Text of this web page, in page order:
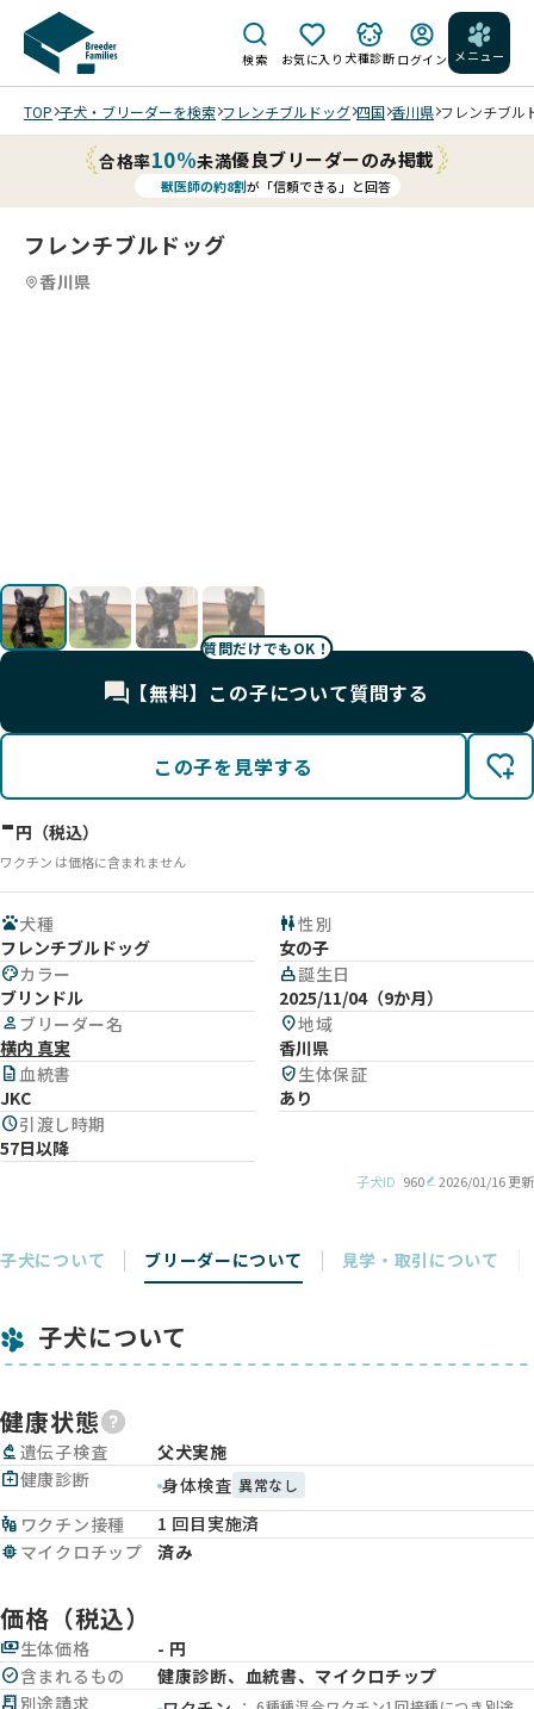
検索 お気に入り 犬種診断 ログイン メニュー
TOP 子犬・ブリーダーを検索 フレンチブルドッグ 四国 香川県 フレンチブル
合格率10%未満優良ブリーダーのみ掲載
獣医師の約8割が「信頼できる」と回答
フレンチブルドッグ
香川県
質問だけでもOK！
【無料】この子について質問する
この子を見学する
-円（税込）
ワクチン は価格に含まれません
pets犬種
フレンチブルドッグ
wc性別
女の子
paletteカラー
ブリンドル
cake誕生日
2025/11/04（9か月）
person ブリーダー名
横内 真実
location_on地域
香川県
description血統書
JKC
verified_user生体保証
あり
schedule引渡し時期
57日以降
子犬ID 960 2026/01/16 更新
子犬について ブリーダーについて 見学・取引について
子犬について
健康状態
biotech 遺伝子検査
父犬実施
medical_services健康診断 身体検査 異常なし
vaccines ワクチン接種
1 回目実施済
memory マイクロチップ 済み
価格（税込）
payments生体価格
- 円
check_circle含まれるもの
健康診断、血統書、マイクロチップ
receipt_long 別途請求